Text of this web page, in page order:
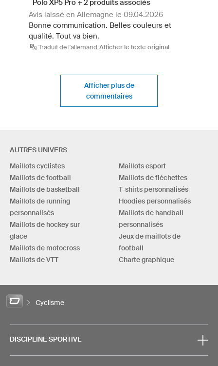
Polo XP5 Pro + 2 produits associés
Avis laissé en Allemagne le 09.04.2026
Bonne communication. Belles couleurs et
qualité. Tout va bien.
Traduit de l'allemand Afficher le texte original
Afficher plus de
commentaires
AUTRES UNIVERS
Maillots cyclistes
Maillots de football
Maillots de basketball
Maillots de running
personnalisés
Maillots de hockey sur
glace
Maillots de motocross
Maillots de VTT
Maillots esport
Maillots de fléchettes
T-shirts personnalisés
Hoodies personnalisés
Maillots de handball
personnalisés
Jeux de maillots de
football
Charte graphique
Cyclisme
DISCIPLINE SPORTIVE